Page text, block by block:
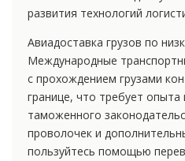
развития технологий
Авиадоставка грузов по
Международные
с прохождением грузами
границе, что требует опыта
таможенного
проволочек и
пользуйтесь помощью